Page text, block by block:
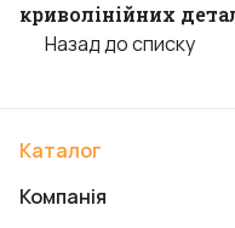
криволінійних
Назад до списку
Каталог
Компанія